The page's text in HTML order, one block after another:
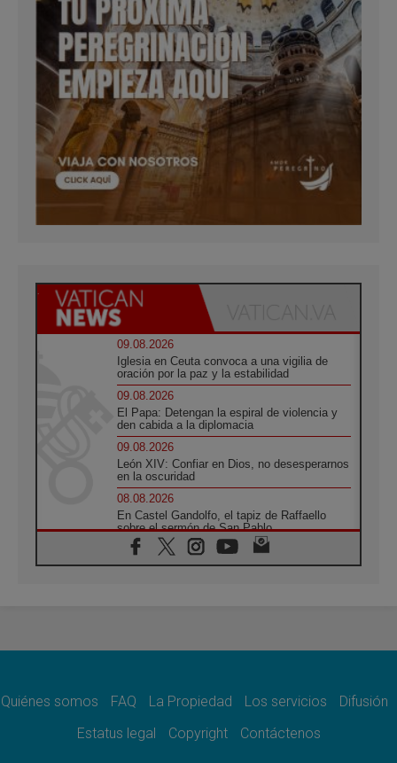
09.08.2026
Iglesia en Ceuta convoca a una vigilia de
oración por la paz y la estabilidad
09.08.2026
El Papa: Detengan la espiral de violencia y
den cabida a la diplomacia
09.08.2026
León XIV: Confiar en Dios, no desesperarnos
en la oscuridad
08.08.2026
En Castel Gandolfo, el tapiz de Raffaello
sobre el sermón de San Pablo
08.08.2026
En Colombia, «la paz no se compra con una
08.08.2026
08.08.2026
del Buen Consejo de Genazzano
Quiénes somos FAQ La Propiedad Los servicios
Difusión
Estatus legal
Copyright Contáctenos